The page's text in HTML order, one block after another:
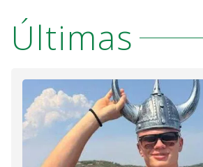
Últimas